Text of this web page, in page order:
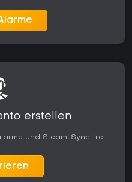
erstellen
und Steam-Sync frei